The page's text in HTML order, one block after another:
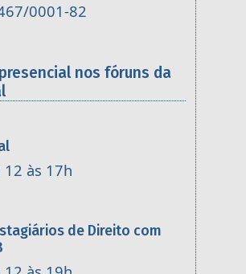
0001-82
nos fóruns da
às 17h
de Direito com